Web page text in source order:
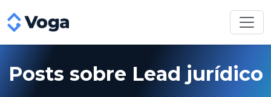
Posts sobre Lead jurídico